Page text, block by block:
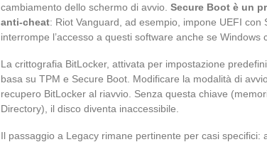
cambiamento dello schermo di avvio. Secure Boot è un
anti-cheat: Riot Vanguard, ad esempio, impone UEFI
interrompe l’accesso a questi software anche se Windows
La crittografia BitLocker, attivata per impostazione
basa su TPM e Secure Boot. Modificare la modalità di
recupero BitLocker al riavvio. Senza questa chiave
Directory), il disco diventa inaccessibile.
Il passaggio a Legacy rimane pertinente per casi specifici: